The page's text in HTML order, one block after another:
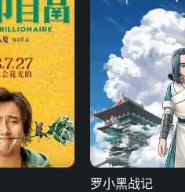
罗小黑战记